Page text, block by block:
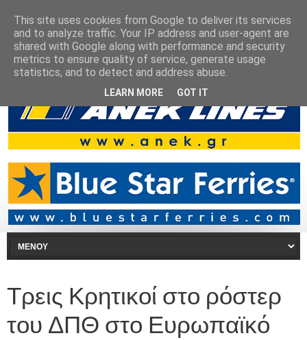
Τρεις Κρητικοί στο ρόστερ
του ΔΠΘ στο Ευρωπαϊκό
This site uses cookies from Google to deliver its services
and to analyze traffic. Your IP address and user-agent are
shared with Google along with performance and security
metrics to ensure quality of service, generate usage
statistics, and to detect and address abuse.
LEARN MORE GOT IT